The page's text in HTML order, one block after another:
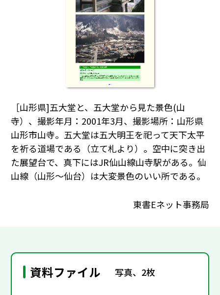
［山形県]五大堂と、五大堂から見た景色(山
寺）、撮影年月：2001年3月、撮影場所：山形県
山形市山寺。五大堂は五大明王を祀って天下太平
を祈る道場である（立て札より）。空中に突き出
た展望台で、真下にはJR仙山線山寺駅がある。仙
山線（山形～仙台）は大変景色のいい所である。
東書Eネット事務局
資料ファイル 写真、2枚